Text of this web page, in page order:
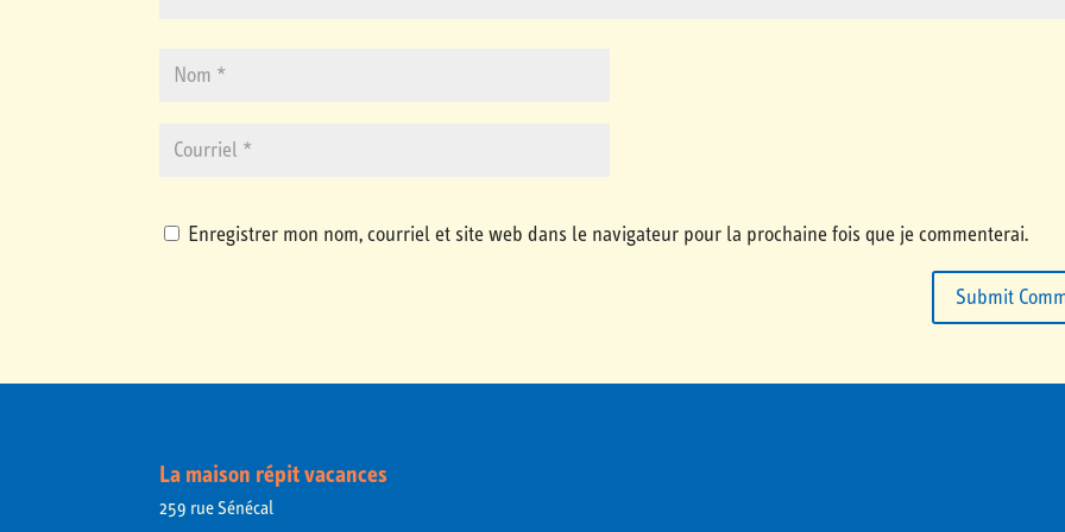
Enregistrer mon nom, courriel et site web dans le navigateur pour la prochaine fois que je commenterai.
Submit
La maison répit vacances
259 rue Sénécal